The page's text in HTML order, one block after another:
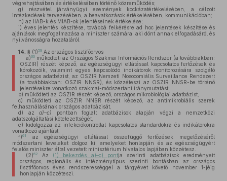
végrehajtásában és értékelésében történő közreműködés;
g) részvétel járványügyi események kockázatértékelésében, a célzott
intézkedések tervezésében, a beavatkozások értékelésében, kommunikációban;
h) az IIAB-k és MIAB-ok jelentéseinek értékelése;
i) éves jelentés készítése, továbbá felkérésre ad hoc jelentések készítése és
ajánlások megfogalmazása a miniszter számára, aki dönt annak elfogadásáról és
nyilvánosságra hozataláról.
14. § (1)59 Az országos tisztifőorvos
a)60működteti az Országos Szakmai Információs Rendszer (a továbbiakban:
OSZIR) részét képező, az egészségügyi ellátással kapcsolatos fertőzések és
kórokozóik, valamint egyes kapcsolódó indikátorok monitorozására szolgáló
országos adatbázist, az OSZIR Nemzeti Nosocomiális Surveillance Rendszert
(a továbbiakban: OSZIR NNSR), és közzéteszi az OSZIR NNSR-be történő
jelentésekre vonatkozó szakmai-módszertani iránymutatást,
b) működteti az OSZIR részét képező, országos mikrobiológiai adatbázist,
c) működteti az OSZIR NNSR részét képező, az antimikrobiális szerek
felhasználásának országos adatbázisát,
d) aza)–c) pontban foglalt adatbázisok alapján végzi a nemzetközi
adatszolgáltatási kötelezettségét,
e) kidolgozza az infekciókontrollal kapcsolatos standardokra és indikátorokra
vonatkozó ajánlást,
f)61
az egészségügyi ellátással összefüggő fertőzések megelőzéséről
módszertani leveleket dolgoz ki, amelyeket honlapján és az egészségügyért
felelős miniszter által vezetett minisztérium hivatalos lapjában közzétesz.
(2)62 Az (1) bekezdés a)–c) pontja szerinti adatbázisok eredményeit
országos, regionális és intézménytípus szerinti bontásban az országos
tisztifőorvos éves rendszerességgel a tárgyévet követő november 1-jéig
honlapján közzéteszi.